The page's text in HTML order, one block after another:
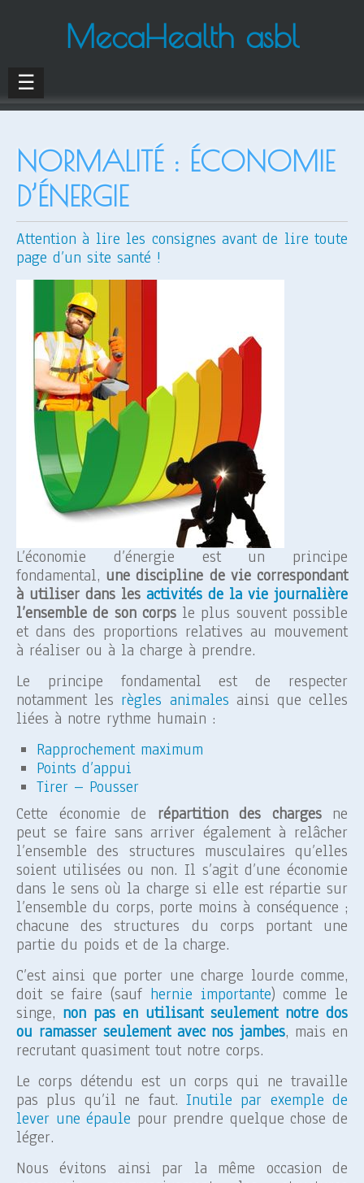
MecaHealth asbl
☰
NORMALITÉ : ÉCONOMIE
D’ÉNERGIE
Attention à lire les consignes avant de lire toute
page d’un site santé !
L’économie d’énergie est un principe
fondamental, une discipline de vie correspondant
à utiliser dans les activités de la vie journalière
l’ensemble de son corpsle plus souvent possible
et dans des proportions relatives au mouvement
à réaliser ou à la charge à prendre.
Le principe fondamental est de respecter
notamment les règles animales ainsi que celles
liées à notre rythme humain :
Rapprochement maximum
Points d’appui
Tirer – Pousser
Cette économie de répartition des chargesne
peut se faire sans arriver également à relâcher
l’ensemble des structures musculaires qu’elles
soient utilisées ou non. Il s’agit d’une économie
dans le sens où la charge si elle est répartie sur
l’ensemble du corps, porte moins à conséquence ;
chacune des structures du corps portant une
partie du poids et de la charge.
C’est ainsi que porter une charge lourde comme,
doit se faire (sauf hernie importante) comme le
singe, non pas en utilisant seulement notre dos
ou ramasser seulement avec nos jambes, mais en
recrutant quasiment tout notre corps.
Le corps détendu est un corps qui ne travaille
pas plus qu’il ne faut. Inutile par exemple de
lever une épaule pour prendre quelque chose de
léger.
Nous évitons ainsi par la même occasion de